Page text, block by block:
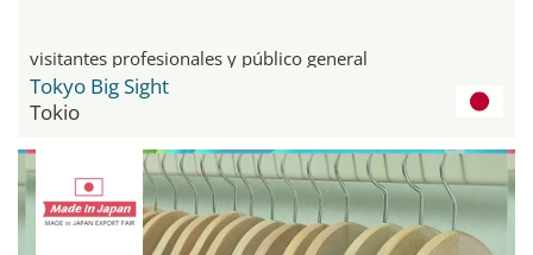
visitantes profesionales y público general
Tokyo Big Sight
Tokio